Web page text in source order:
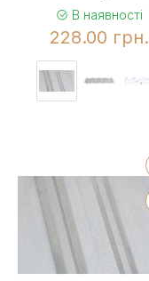
В наявності
228.00 грн.